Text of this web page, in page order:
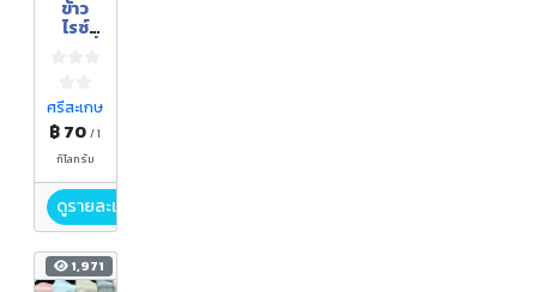
ข้าว
ไรซ์
ศรีสะเกษ
฿ 70/ 1
กิโลกรัม
ดูรายละเอียด
1,971